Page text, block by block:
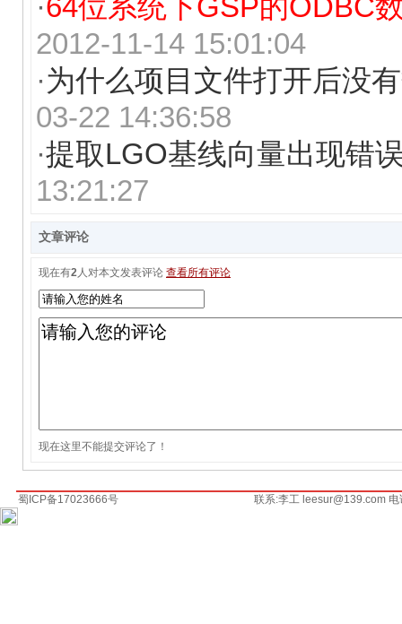
·64位系统下GSP的ODBC
2012-11-14 15:01:04
·为什么项目文件打开后没
03-22 14:36:58
·提取LGO基线向量出现错
13:21:27
文章评论
现在有2人对本文发表评论 查看所有评论
现在这里不能提交评论了！
蜀ICP备17023666号 联系:李工 leesur@139.com